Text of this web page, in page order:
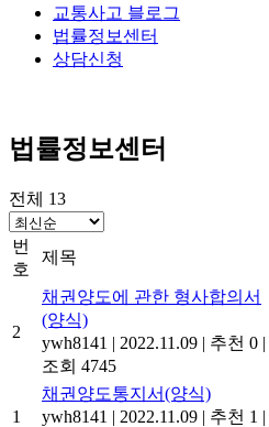
교통사고 블로그
법률정보센터
상담신청
법률정보센터
전체 13
번
호
제목
2
채권양도에 관한 형사합의서
(양식)
ywh8141 | 2022.11.09 | 추천 0 |
조회 4745
1
채권양도통지서(양식)
ywh8141 | 2022.11.09 | 추천 1 |